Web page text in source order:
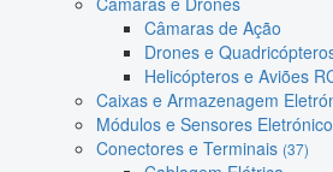
Câmaras de Ação
Drones e
Helicópteros e Aviões
Caixas e Armazenagem
Módulos e Sensores
Conectores e Terminais (37)